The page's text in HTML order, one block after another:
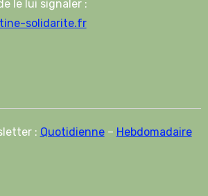
le lui signaler :
solidarite.fr
: Quotidienne– Hebdomadaire